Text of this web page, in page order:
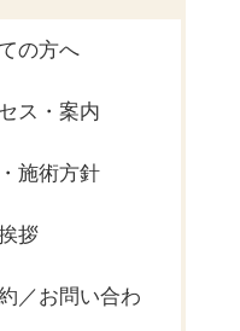
の方へ
ス・案内
施術方針
拶
／お問い合わ